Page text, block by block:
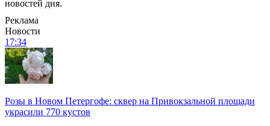
новостей дня.
Реклама
Новости
17:34
Розы в Новом Петергофе: сквер на Привокзальной площади
украсили 770 кустов